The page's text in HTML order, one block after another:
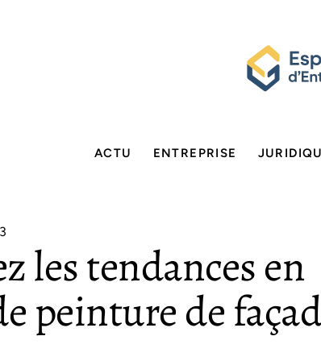
ACTU ENTREPRISE
les tendances en
peinture de